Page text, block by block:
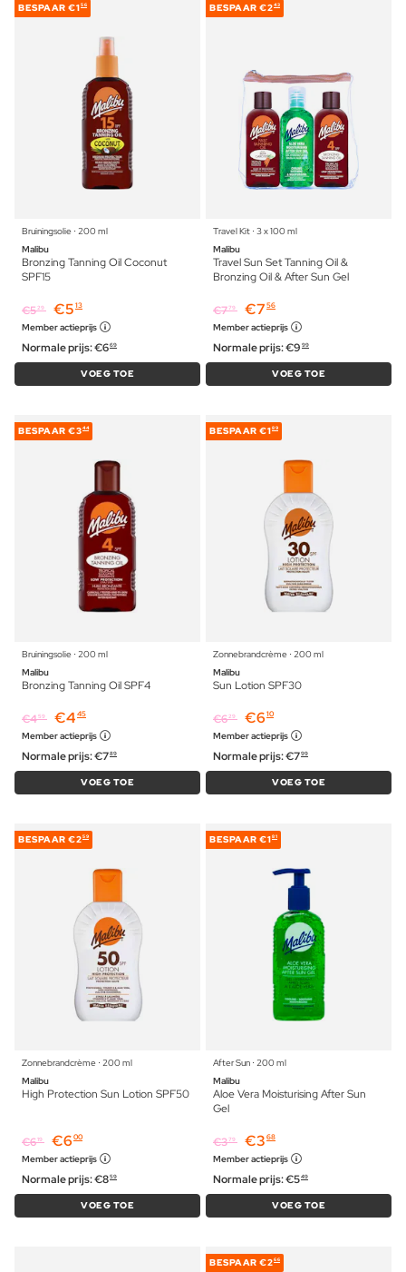
BESPAAR €156
Bruiningsolie ⋅ 200 ml
Malibu
Bronzing Tanning Oil Coconut
SPF15
€529 €5 13
Member actieprijs
Normale prijs:€669
VOEG TOE
BESPAAR €243
Travel Kit ⋅ 3 x 100 ml
Malibu
Travel Sun Set Tanning Oil &
Bronzing Oil & After Sun Gel
€779 €7 56
Member actieprijs
Normale prijs:€9 99
VOEG TOE
BESPAAR €344
Bruiningsolie ⋅ 200 ml
Malibu
Bronzing Tanning Oil SPF4
€459 €4 45
Member actieprijs
Normale prijs:€789
VOEG TOE
BESPAAR €189
Zonnebrandcrème ⋅ 200 ml
Malibu
Sun Lotion SPF30
€629 €610
Member actieprijs
Normale prijs:€799
VOEG TOE
BESPAAR €259
Zonnebrandcrème ⋅ 200 ml
Malibu
High Protection Sun Lotion SPF50
€619 €600
Member actieprijs
Normale prijs:€859
VOEG TOE
BESPAAR €181
After Sun ⋅ 200 ml
Malibu
Aloe Vera Moisturising After Sun
Gel
€379 €3 68
Member actieprijs
Normale prijs:€549
VOEG TOE
BESPAAR €266